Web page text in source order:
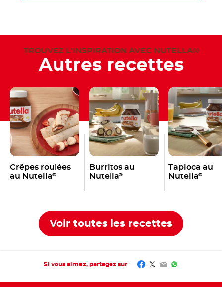
TROUVEZ L'INSPIRATION AVEC NUTELLA®
Autres recettes
Crêpes roulées
au Nutella®
Burritos au
Nutella®
Tapioca au
Nutella®
Voir toutes les recettes
Si vous aimez, partagez sur Facebook
Twitter
EmailWhatsApp